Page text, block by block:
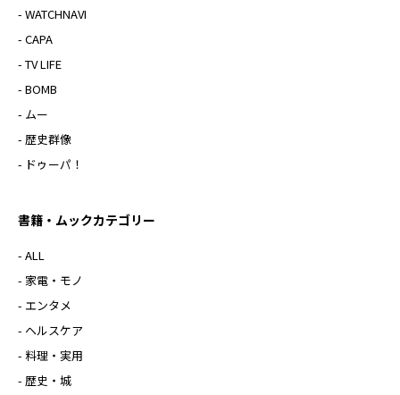
- WATCHNAVI
- CAPA
- TV LIFE
- BOMB
- ムー
- 歴史群像
- ドゥーパ！
書籍・ムックカテゴリー
- ALL
- 家電・モノ
- エンタメ
- ヘルスケア
- 料理・実用
- 歴史・城